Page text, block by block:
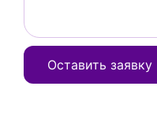
Оставить заявку